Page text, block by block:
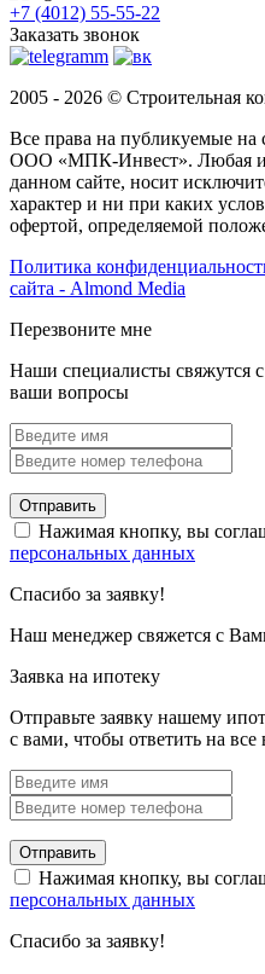
+7 (4012) 55-55-22
Заказать звонок
2005 - 2026 © Строительная
Все права на публикуемые на
ООО «МПК-Инвест». Любая
данном сайте, носит
характер и ни при каких
офертой, определяемой
Политика
сайта - Almond Media
Перезвоните мне
Наши специалисты свяжутся
ваши вопросы
Отправить
Нажимая кнопку, вы
персональных данных
Спасибо за заявку!
Наш менеджер свяжется с
Заявка на ипотеку
Отправьте заявку нашему
с вами, чтобы ответить на
Отправить
Нажимая кнопку, вы
персональных данных
Спасибо за заявку!